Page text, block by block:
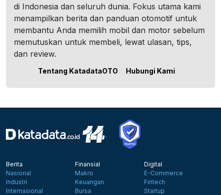
di Indonesia dan seluruh dunia. Fokus utama kami
menampilkan berita dan panduan otomotif untuk
membantu Anda memilih mobil dan motor sebelum
memutuskan untuk membeli, lewat ulasan, tips,
dan review.
Tentang KatadataOTO Hubungi Kami
Berita
Nasional
Industri
Internasional
Finansial
Makro
Keuangan
Bursa
Digital
E-Commerce
Fintech
Startup